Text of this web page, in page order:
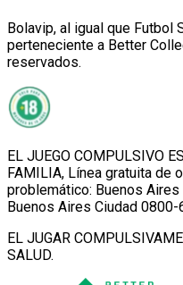
Bolavip, al igual que Futbol
perteneciente a Better
reservados.
EL JUEGO COMPULSIVO
FAMILIA, Línea gratuita de
problemático: Buenos
Buenos Aires Ciudad
EL JUGAR
SALUD.